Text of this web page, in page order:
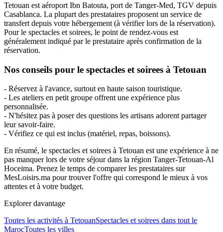
Tetouan est aéroport Ibn Batouta, port de Tanger-Med, TGV depuis
Casablanca. La plupart des prestataires proposent un service de
transfert depuis votre hébergement (à vérifier lors de la réservation).
Pour le spectacles et soirees, le point de rendez-vous est
généralement indiqué par le prestataire après confirmation de la
réservation.
Nos conseils pour le spectacles et soirees à Tetouan
- Réservez à l'avance, surtout en haute saison touristique.
- Les ateliers en petit groupe offrent une expérience plus
personnalisée.
- N'hésitez pas à poser des questions les artisans adorent partager
leur savoir-faire.
- Vérifiez ce qui est inclus (matériel, repas, boissons).
En résumé, le spectacles et soirees à Tetouan est une expérience à ne
pas manquer lors de votre séjour dans la région Tanger-Tetouan-Al
Hoceima. Prenez le temps de comparer les prestataires sur
MesLoisirs.ma pour trouver l'offre qui correspond le mieux à vos
attentes et à votre budget.
Explorer davantage
Toutes les activités à TetouanSpectacles et soirees dans tout le
MarocToutes les villes